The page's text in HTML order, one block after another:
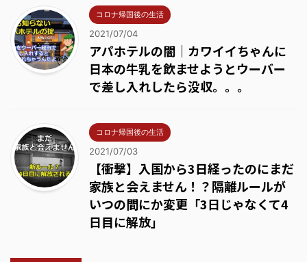
コロナ帰国後の生活
2021/07/04
アパホテルの闇｜カワイイちゃんに
日本の牛乳を飲ませようとウーバー
で差し入れしたら没収。。。
コロナ帰国後の生活
2021/07/03
【衝撃】入国から3日経ったのにまだ
家族と会えません！？隔離ルールが
いつの間にか変更「3日じゃなくて4
日目に解放」